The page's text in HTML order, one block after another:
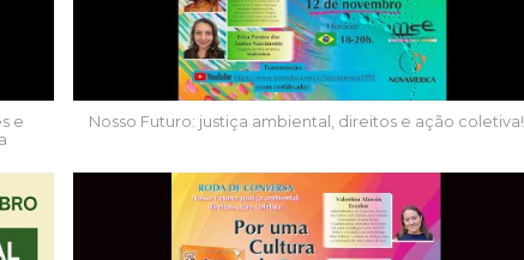
e
Nosso Futuro: justiça ambiental, direitos e ação coletiva!